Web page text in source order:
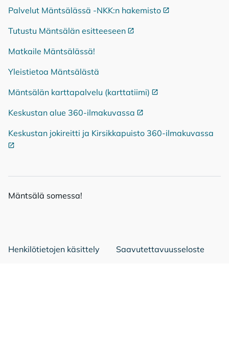
Palvelut Mäntsälässä -NKK:n hakemisto Ulkoinen linkki
Tutustu Mäntsälän esitteeseen Ulkoinen linkki
Matkaile Mäntsälässä!
Yleistietoa Mäntsälästä
Mäntsälän karttapalvelu (karttatiimi) Ulkoinen linkki
Keskustan alue 360-ilmakuvassa Ulkoinen linkki
Keskustan jokireitti ja Kirsikkapuisto 360-ilmakuvassa
Mänt­sä­lä so­mes­sa!
Henkilötietojen käsittely Saavutettavuusseloste